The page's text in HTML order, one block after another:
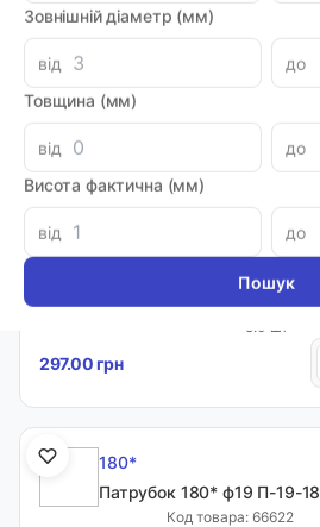
Зовнішній діаметр (мм)
від
до
Товщина (мм)
від
до
Висота фактична (мм)
від до
Вн. діаметр
На сторінці:
20
Патрубок 180* ф16 П-16-
Код товара: 64526
Артикул: П-16-180-
Виробник: NB
8.0 шт
297.00 грн
180*
Патрубок 180* ф19 П-19-
Код товара: 66622